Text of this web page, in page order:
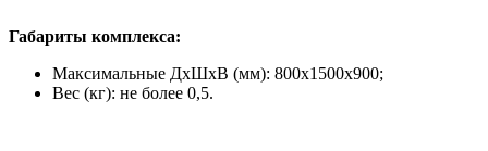
Габариты комплекса:
Максимальные ДхШхВ (мм): 800x1500x900;
Вес (кг): не более 0,5.